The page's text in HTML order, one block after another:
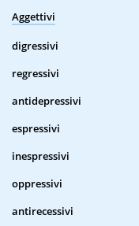
Aggettivi
digressivi
regressivi
antidepressivi
espressivi
inespressivi
oppressivi
antirecessivi